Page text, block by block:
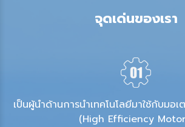
จุดเด่นของเรา
เป็นผู้นำด้านการนำเทคโนโลยีมาใช้กับมอ
(High Efficiency